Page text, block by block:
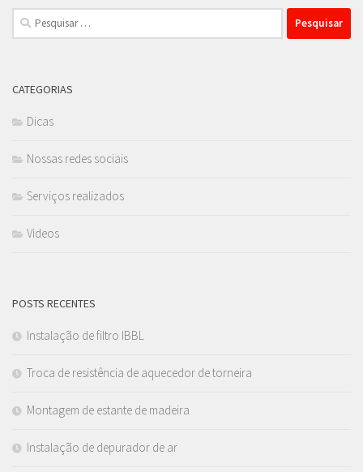
Pesquisar
por:
CATEGORIAS
Dicas
Nossas redes sociais
Serviços realizados
Videos
POSTS RECENTES
Instalação de filtro IBBL
Troca de resistência de aquecedor de torneira
Montagem de estante de madeira
Instalação de depurador de ar